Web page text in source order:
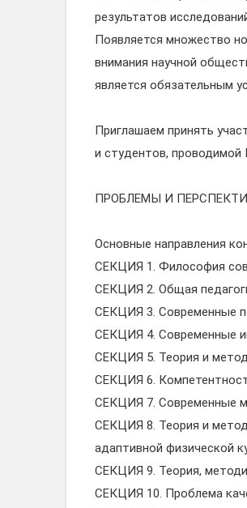
результатов
Появляется множество
внимания научной
является обязательным
Приглашаем принять
и студентов, проводимой
ПРОБЛЕМЫ И
Основные направления
СЕКЦИЯ 1. Философия
СЕКЦИЯ 2. Общая
СЕКЦИЯ 3. Современные
СЕКЦИЯ 4. Современные
СЕКЦИЯ 5. Теория и
СЕКЦИЯ 6.
СЕКЦИЯ 7. Современные
СЕКЦИЯ 8. Теория и
адаптивной физической
СЕКЦИЯ 9. Теория,
СЕКЦИЯ 10. Проблема